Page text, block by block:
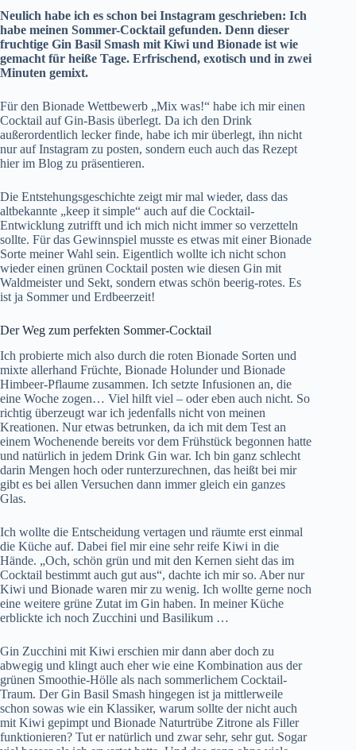
Neulich habe ich es schon bei Instagram geschrieben: Ich
habe meinen Sommer-Cocktail gefunden. Denn dieser
fruchtige Gin Basil Smash mit Kiwi und Bionade ist wie
gemacht für heiße Tage. Erfrischend, exotisch und in zwei
Minuten gemixt.
Für den Bionade Wettbewerb „Mix was!“ habe ich mir einen
Cocktail auf Gin-Basis überlegt. Da ich den Drink
außerordentlich lecker finde, habe ich mir überlegt, ihn nicht
nur auf Instagram zu posten, sondern euch auch das Rezept
hier im Blog zu präsentieren.
Die Entstehungsgeschichte zeigt mir mal wieder, dass das
altbekannte „keep it simple“ auch auf die Cocktail-
Entwicklung zutrifft und ich mich nicht immer so verzetteln
sollte. Für das Gewinnspiel musste es etwas mit einer Bionade
Sorte meiner Wahl sein. Eigentlich wollte ich nicht schon
wieder einen grünen Cocktail posten wie diesen Gin mit
Waldmeister und Sekt, sondern etwas schön beerig-rotes. Es
ist ja Sommer und Erdbeerzeit!
Der Weg zum perfekten Sommer-Cocktail
Ich probierte mich also durch die roten Bionade Sorten und
mixte allerhand Früchte, Bionade Holunder und Bionade
Himbeer-Pflaume zusammen. Ich setzte Infusionen an, die
eine Woche zogen… Viel hilft viel – oder eben auch nicht. So
richtig überzeugt war ich jedenfalls nicht von meinen
Kreationen. Nur etwas betrunken, da ich mit dem Test an
einem Wochenende bereits vor dem Frühstück begonnen hatte
und natürlich in jedem Drink Gin war. Ich bin ganz schlecht
darin Mengen hoch oder runterzurechnen, das heißt bei mir
gibt es bei allen Versuchen dann immer gleich ein ganzes
Glas.
Ich wollte die Entscheidung vertagen und räumte erst einmal
die Küche auf. Dabei fiel mir eine sehr reife Kiwi in die
Hände. „Och, schön grün und mit den Kernen sieht das im
Cocktail bestimmt auch gut aus“, dachte ich mir so. Aber nur
Kiwi und Bionade waren mir zu wenig. Ich wollte gerne noch
eine weitere grüne Zutat im Gin haben. In meiner Küche
erblickte ich noch Zucchini und Basilikum …
Gin Zucchini mit Kiwi erschien mir dann aber doch zu
abwegig und klingt auch eher wie eine Kombination aus der
grünen Smoothie-Hölle als nach sommerlichem Cocktail-
Traum. Der Gin Basil Smash hingegen ist ja mittlerweile
schon sowas wie ein Klassiker, warum sollte der nicht auch
mit Kiwi gepimpt und Bionade Naturtrübe Zitrone als Filler
funktionieren? Tut er natürlich und zwar sehr, sehr gut. Sogar